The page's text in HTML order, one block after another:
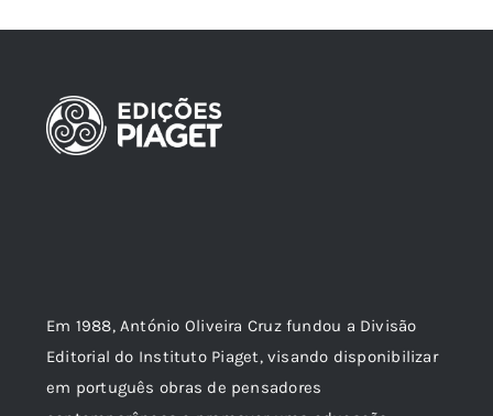
Em 1988, António Oliveira Cruz fundou a Divisão
Editorial do Instituto Piaget, visando disponibilizar
em português obras de pensadores